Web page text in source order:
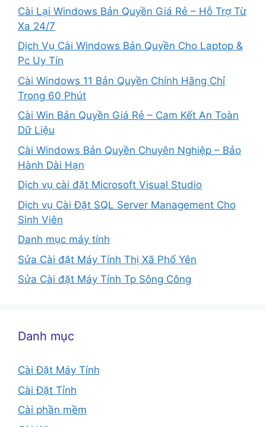
Cài Lại Windows Bản Quyền Giá Rẻ – Hỗ Trợ Từ
Xa 24/7
Dịch Vụ Cài Windows Bản Quyền Cho Laptop &
Pc Uy Tín
Cài Windows 11 Bản Quyền Chính Hãng Chỉ
Trong 60 Phút
Cài Win Bản Quyền Giá Rẻ – Cam Kết An Toàn
Dữ Liệu
Cài Windows Bản Quyền Chuyên Nghiệp – Bảo
Hành Dài Hạn
Dịch vụ cài đặt Microsoft Visual Studio
Dịch vụ Cài Đặt SQL Server Management Cho
Sinh Viên
Danh mục máy tính
Sửa Cài đặt Máy Tính Thị Xã Phổ Yên
Sửa Cài đặt Máy Tính Tp Sông Công
Danh mục
Cài Đặt Máy Tính
Cài Đặt Tỉnh
Cài phần mềm